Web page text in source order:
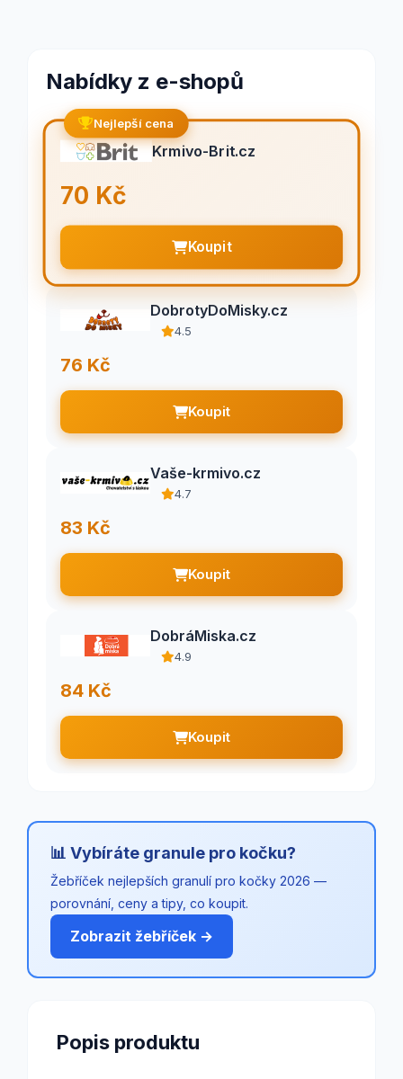
Nabídky z e-shopů
Nejlepší cena
Krmivo-Brit.cz
70 Kč
Koupit
DobrotyDoMisky.cz
4.5
76 Kč
Koupit
Vaše-krmivo.cz
4.7
83 Kč
Koupit
DobráMiska.cz
4.9
84 Kč
Koupit
📊 Vybíráte granule pro kočku?
Žebříček nejlepších granulí pro kočky 2026 —
porovnání, ceny a tipy, co koupit.
Zobrazit žebříček →
Popis produktu